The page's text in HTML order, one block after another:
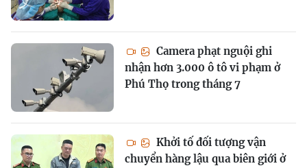
Camera phạt nguội ghi
nhận hơn 3.000 ô tô vi phạm ở
Phú Thọ trong tháng 7
Khởi tố đối tượng vận
chuyển hàng lậu qua biên giới ở